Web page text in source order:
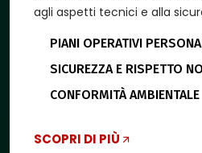
agli aspetti tecnici e alla
PIANI OPERATIVI
SICUREZZA E RISPETTO
CONFORMITÀ AMBIENTALE
SCOPRI DI PIÙ